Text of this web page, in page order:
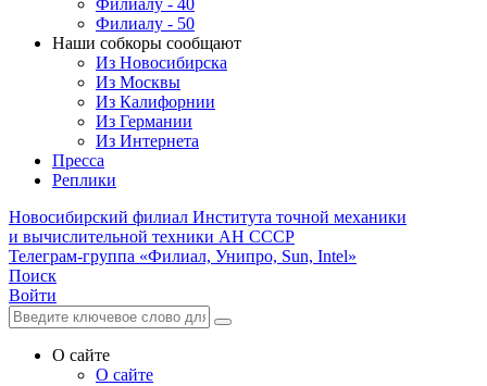
Филиалу - 40
Филиалу - 50
Наши собкоры сообщают
Из Новосибирска
Из Москвы
Из Калифорнии
Из Германии
Из Интернета
Пресса
Реплики
Новосибирский филиал Института точной механики
и вычислительной техники АН СССР
Телеграм-группа «Филиал, Унипро, Sun, Intel»
Поиск
Войти
О сайте
О сайте